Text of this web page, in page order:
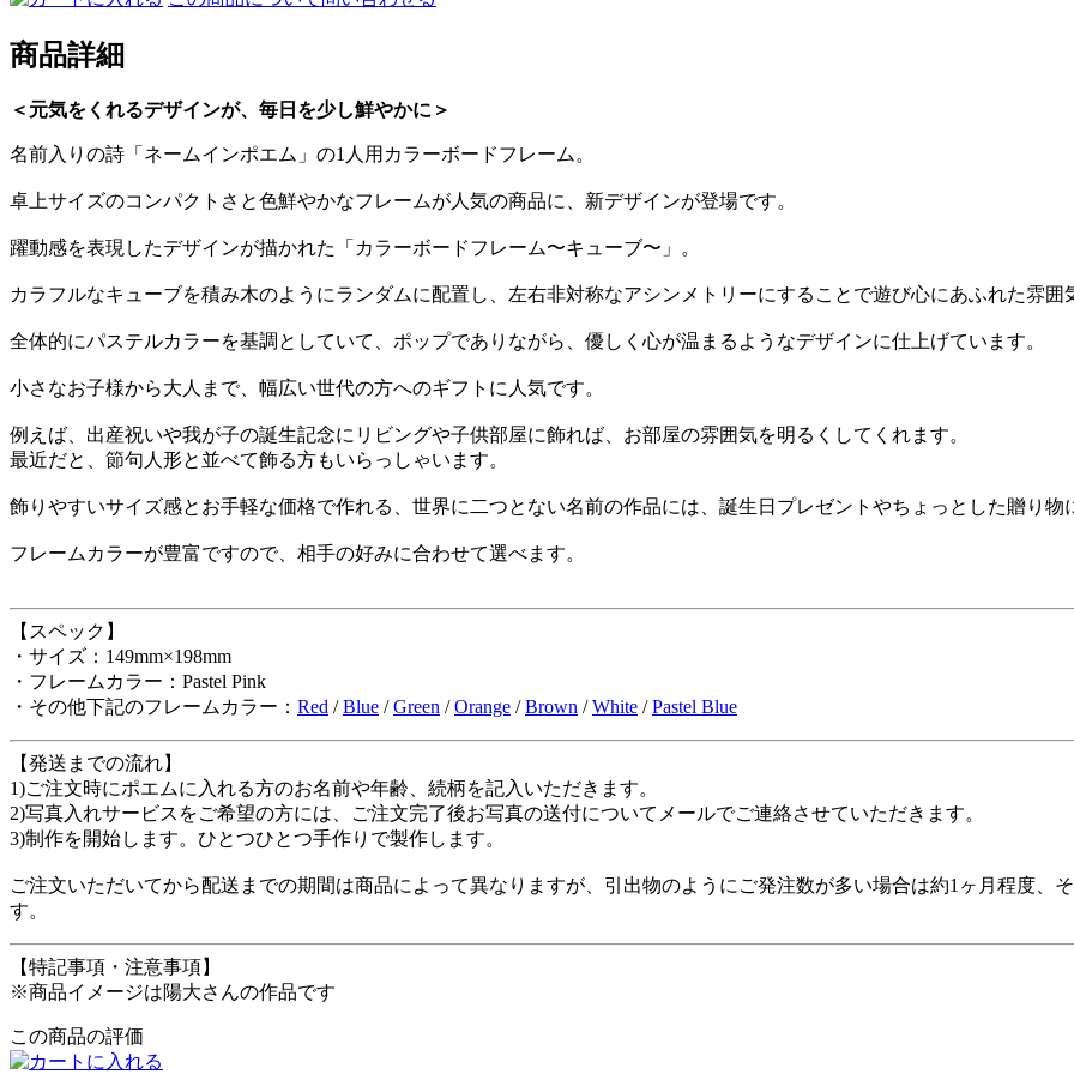
商品詳細
＜元気をくれるデザインが、毎日を少し鮮やかに＞
名前入りの詩「ネームインポエム」の1人用カラーボードフレーム。
卓上サイズのコンパクトさと色鮮やかなフレームが人気の商品に、新デザインが登場です。
躍動感を表現したデザインが描かれた「カラーボードフレーム〜キューブ〜」。
カラフルなキューブを積み木のようにランダムに配置し、左右非対称なアシンメトリーにすることで遊び心にあふれた雰囲
全体的にパステルカラーを基調としていて、ポップでありながら、優しく心が温まるようなデザインに仕上げています。
小さなお子様から大人まで、幅広い世代の方へのギフトに人気です。
例えば、出産祝いや我が子の誕生記念にリビングや子供部屋に飾れば、お部屋の雰囲気を明るくしてくれます。
最近だと、節句人形と並べて飾る方もいらっしゃいます。
飾りやすいサイズ感とお手軽な価格で作れる、世界に二つとない名前の作品には、誕生日プレゼントやちょっとした贈り物
フレームカラーが豊富ですので、相手の好みに合わせて選べます。
【スペック】
・サイズ：149mm×198mm
・フレームカラー：Pastel Pink
・その他下記のフレームカラー： Red /Blue /Green /Orange /Brown /White /Pastel Blue
【発送までの流れ】
1)ご注文時にポエムに入れる方のお名前や年齢、続柄を記入いただきます。
2)写真入れサービスをご希望の方には、ご注文完了後お写真の送付についてメールでご連絡させていただきます。
3)制作を開始します。ひとつひとつ手作りで製作します。
ご注文いただいてから配送までの期間は商品によって異なりますが、引出物のようにご発注数が多い場合は約1ヶ月程度、
す。
【特記事項・注意事項】
※商品イメージは陽大さんの作品です
この商品の評価